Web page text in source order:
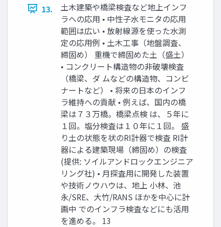
13.
土木建築や橋梁検査など地上インフ
ラへの応用 • 中性子水モニタの応用
範囲は広い • 放射線源を使った水測
定の応用例 • 土木工事（地盤調査、
締固め） 重機で締固めた土（盛土）
• コンクリート構造物の非破壊検査
（橋梁、ダ ムなどの構造物、コンビ
ナートなど） • 将来の日本のインフ
ラ維持への貢献 • 例えば、国内の橋
梁は７３万橋。橋梁点検 は、５年に
１回。塩分検査は１０年に１回。 盛
り土の状態を状のRI計器で検査 RI計
器による建築現場（締固め）の検査
(提供: ソイルアンドロックエンジニア
リング社) • 月探査用に開発した装置
や技術ノウハウは、地上 小林、池
永/SRE、大竹/RANS ほかを中心に計
画中 でのインフラ検査などにも活用
を進める。 13